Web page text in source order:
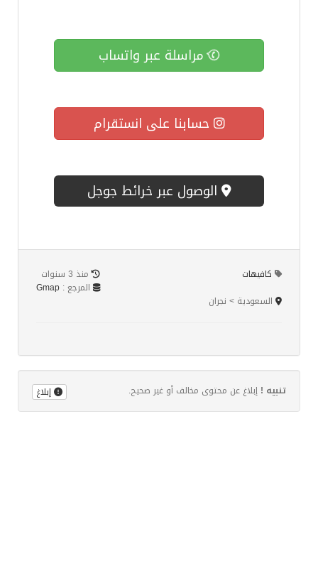
مراسلة عبر واتساب
حسابنا على انستقرام
الوصول عبر خرائط جوجل
منذ 3 سنوات
المرجع : Gmap
كافيهات
السعودية > نجران
تنبيه ! إبلاغ عن محتوى مخالف أو غير صحيح. إبلاغ